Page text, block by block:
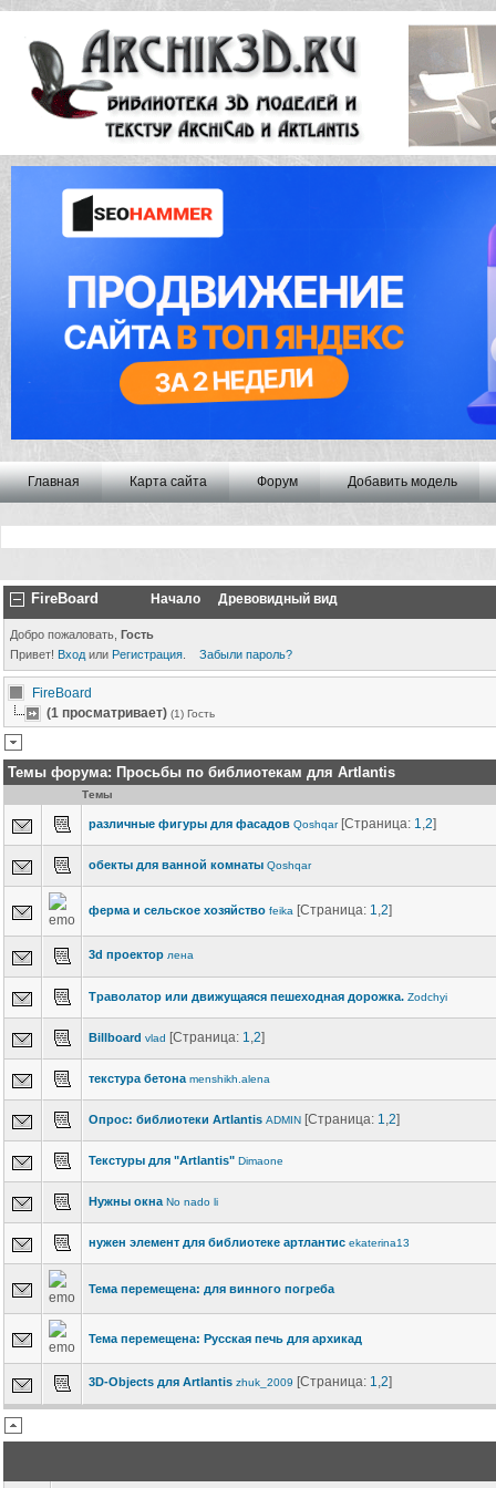
Главная Карта сайта Форум Добавить модель
FireBoard Начало Древовидный вид
Добро пожаловать, Гость
Привет! Вход или Регистрация Забыли пароль?
FireBoard
(1 просматривает) (1) Гость
Темы форума: Просьбы по библиотекам для Artlantis
Темы
различные фигуры для фасадов Qoshqar [Страница: 1,2]
обекты для ванной комнаты Qoshqar
ферма и сельское хозяйство feika [Страница: 1,2]
3d проектор лена
Траволатор или движущаяся пешеходная дорожка. Zodchyi
Billboard vlad [Страница: 1,2]
текстура бетона menshikh.alena
Опрос: библиотеки Artlantis ADMIN [Страница: 1,2]
Текстуры для "Аrtlantis" Dimaone
Нужны окна No nado li
нужен элемент для библиотеке артлантис ekaterina13
Тема перемещена: для винного погреба
Тема перемещена: Русская печь для архикад
3D-Objects для Artlantis zhuk_2009 [Страница: 1,2]